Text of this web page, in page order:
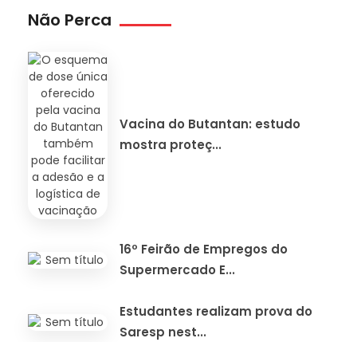
Não Perca
Vacina do Butantan: estudo
mostra proteç...
16º Feirão de Empregos do
Supermercado E...
Estudantes realizam prova do
Saresp nest...